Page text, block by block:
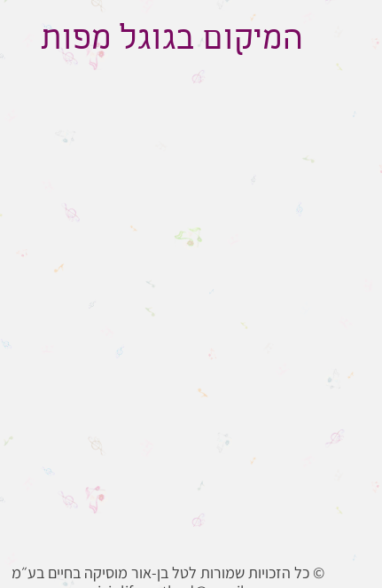
המיקום בגוגל מפות
כל הזכויות שמורות לטל בן-אור מוסיקה בחיים בע״מ ©